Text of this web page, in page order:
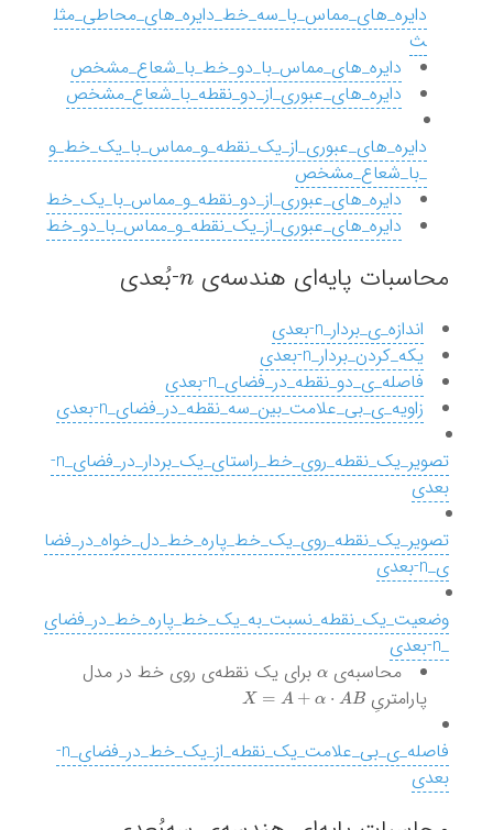
دایره_های_مماس_با_سه_خط_دایره_های_محاطی_مثل
ث
دایره_های_مماس_با_دو_خط_با_شعاع_مشخص
دایره_های_عبوری_از_دو_نقطه_با_شعاع_مشخص
دایره_های_عبوری_از_یک_نقطه_و_مماس_با_یک_خط_و
_با_شعاع_مشخص
دایره_های_عبوری_از_دو_نقطه_و_مماس_با_یک_خط
دایره_های_عبوری_از_یک_نقطه_و_مماس_با_دو_خط
محاسبات پایه‌ای هندسه‌ی -بُعدی
اندازه_ی_بردار_n-بعدی
یکه_کردن_بردار_n-بعدی
فاصله_ی_دو_نقطه_در_فضای_n-بعدی
زاویه_ی_بی_علامت_بین_سه_نقطه_در_فضای_n-بعدی
تصویر_یک_نقطه_روی_خط_راستای_یک_بردار_در_فضای_n-
بعدی
تصویر_یک_نقطه_روی_یک_خط_پاره_خط_دل_خواه_در_فضا
ی_n-بعدی
وضعیت_یک_نقطه_نسبت_به_یک_خط_پاره_خط_در_فضای
_n-بعدی
محاسبه‌ی
برای یک نقطه‌ی روی خط در مدل
پارامتریِ
X=A+ α⋅AB
فاصله_ی_بی_علامت_یک_نقطه_از_یک_خط_در_فضای_n-
بعدی